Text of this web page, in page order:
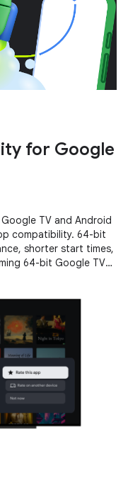
for Google
TV and Android
compatibility. 64-bit
shorter start times,
64-bit Google TV